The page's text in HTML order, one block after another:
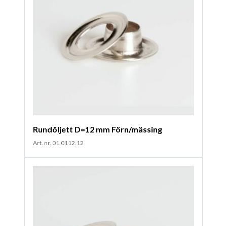
Rundöljett D=12 mm Förn/mässing
Art. nr. 01.0112.12